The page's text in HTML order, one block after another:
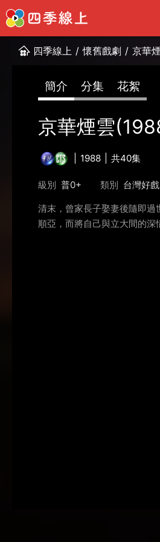
四季線上 / 懷舊戲劇 / 京華
簡介 分集 花絮
京華煙雲
1988 共40集
級別 普0+ 類別 台灣好戲
清末，曾家長子娶妻後隨即
順亞，而將自己與立大間的深